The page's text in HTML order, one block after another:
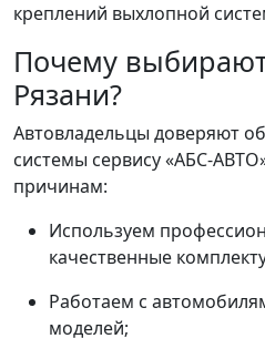
креплений выхлопной
Почему
Рязани?
Автовладельцы доверяют
системы сервису «АБС-
причинам:
Используем
качественные
Работаем с
моделей;